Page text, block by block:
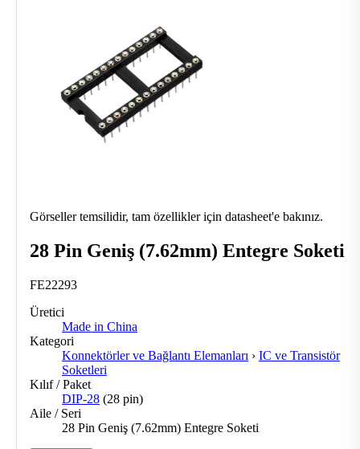
Görseller temsilidir, tam özellikler için datasheet'e bakınız.
28 Pin Geniş (7.62mm) Entegre Soketi
FE22293
Üretici
Made in China
Kategori
Konnektörler ve Bağlantı Elemanları › IC ve Transistör
Soketleri
Kılıf / Paket
DIP-28 (28 pin)
Aile / Seri
28 Pin Geniş (7.62mm) Entegre Soketi